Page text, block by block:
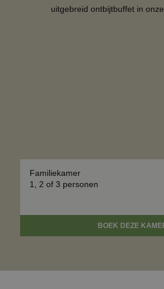
uitgebreid ontbijtbuffet in
Familiekamer
1, 2 of 3 personen
BOEK DEZE